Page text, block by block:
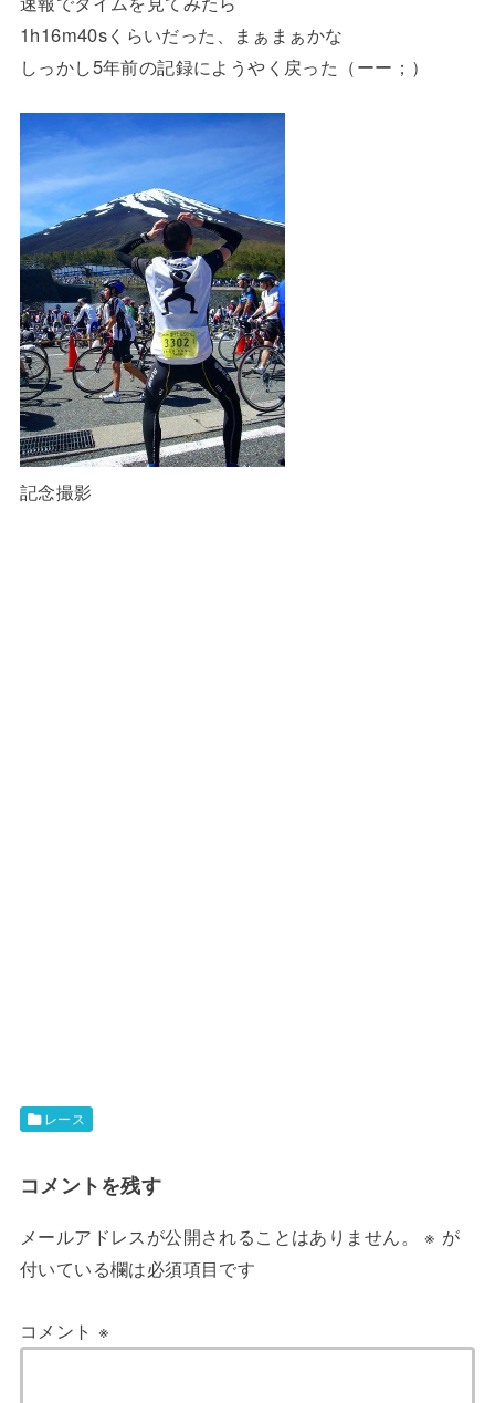
1h16m40sくらいだった、まぁまぁかな
しっかし5年前の記録にようやく戻った（ーー；）
記念撮影
レース
コメントを残す
メールアドレスが公開されることはありません。 ※ が
付いている欄は必須項目です
コメント ※